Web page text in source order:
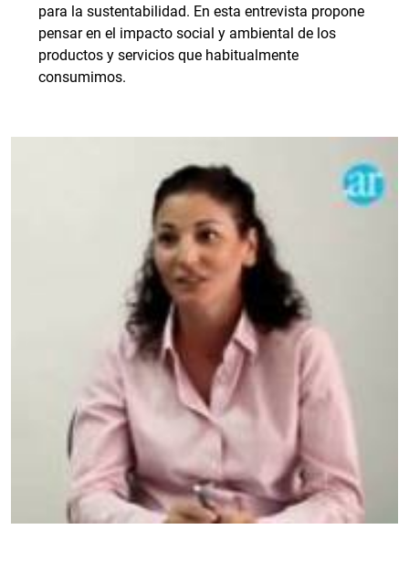
para la sustentabilidad. En esta entrevista propone
pensar en el impacto social y ambiental de los
productos y servicios que habitualmente
consumimos.